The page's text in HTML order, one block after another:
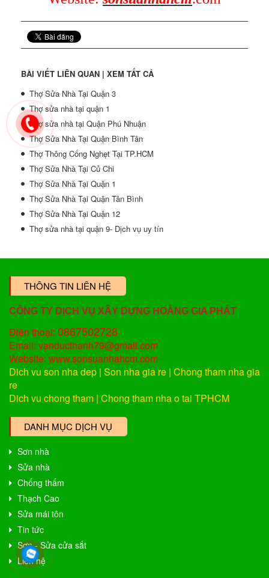
BÀI VIẾT LIÊN QUAN | XEM TẤT CẢ
Thợ Sửa Nhà Tại Quận 3
Thợ sửa nhà tại quận 1
Thợ sửa nhà tại Quận Phú Nhuận
Thợ Sửa Nhà Tại Quận Bình Tân
Thợ Thông Cống Nghẹt Tại TP.HCM
Thợ Sửa Nhà Tại Củ Chi
Thợ Sửa Nhà Tại Quận 1
Thợ Sửa Nhà Tại Quận Tân Bình
Thợ Sửa Nhà Tại Quận 12
Thợ sửa nhà tại quận 9- Dịch vụ uy tín
THÔNG TIN LIÊN HỆ
CÔNG TY DỊCH VỤ XÂY DỰNG HOÀNG GIA PHÁT
Điện thoại: 0867502728
Email: vanducthanh79@gmail.com
Website: www.sonsuanhahcm.com
Dich vu son nha dep | Son nha gia re | Chong tham nha gia
re
Dich vu chong tham | Chong tham nha o tai TPHCM
DANH MỤC DỊCH VỤ
Sơn nhà
Sửa nhà
Chống thấm
Thạch Cao
Sửa mái tôn
Tin tức
Sơn - Sửa cửa sắt
Liên hệ